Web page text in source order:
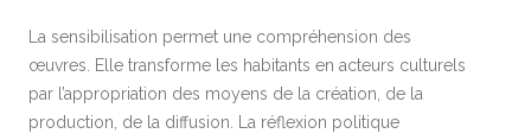
La sensibilisation permet une compréhension des
œuvres. Elle transforme les habitants en acteurs culturels
par l’appropriation des moyens de la création, de la
production, de la diffusion. La réflexion politique